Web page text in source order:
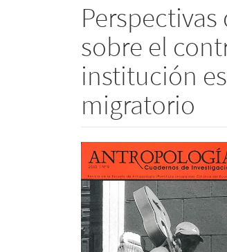
sobre el
institución
migratorio
Barra
lateral
del
artículo